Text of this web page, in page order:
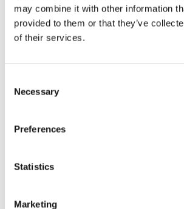
may combine it with other information
provided to them or that they’ve
of their services.
Selection
Necessary
Preferences
Statistics
Marketing
MÅTT OCH SPECIFIKATIONER
RELATERADE